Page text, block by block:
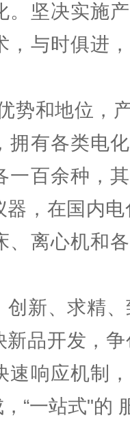
。坚决实施
，与时俱进
势和地位，
拥有各类电
一百余种，
器，在国内
、离心机和
创新、求精
新品开发，
速响应机制
“一站式"的